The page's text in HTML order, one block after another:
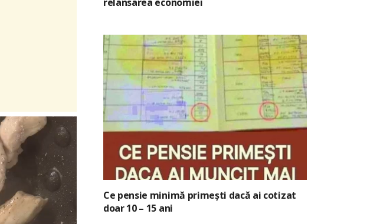
Ce pensie minimă primești dacă ai cotizat
doar 10 – 15 ani